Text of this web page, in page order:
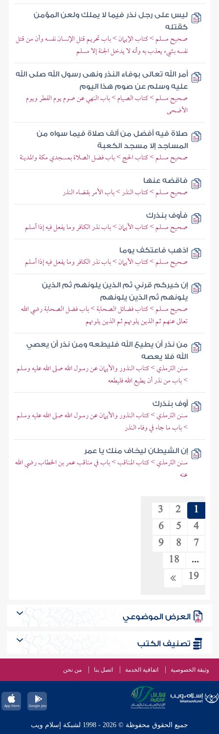
ليس على رجل نذر فيما لا يملك ولعن المؤمن
كقتله
صحيح مسلم > كتاب الإيمان > باب تحريم قتل الإنسان نفسه وأن من قتل
نفسه بشيء يعذب به وأنه لا يدخل الجنة إلا مسلم
أمر الله تعالى بوفاء النذر ونهى رسول الله صلى الله
عليه وسلم عن صوم هذا اليوم
صحيح مسلم > كتاب الصيام > باب النهي عن صوم يوم الفطر ويوم
الأضحى
صلاة فيه أفضل من ألف صلاة فيما سواه من
المساجد إلا مسجد الكعبة
صحيح مسلم > كتاب الحج > باب فضل الصلاة بمسجدي مكة والمدينة
فاقضه عنها
صحيح مسلم > كتاب النذر > باب الأمر بقضاء النذر
فأوف بنذرك
صحيح مسلم > كتاب الأيمان > باب نذر الكافر وما يفعل فيه إذا أسلم
اذهب فاعتكف يوما
صحيح مسلم > كتاب الأيمان > باب نذر الكافر وما يفعل فيه إذا أسلم
إن خيركم قرني ثم الذين يلونهم ثم الذين
يلونهم ثم الذين يلونهم
صحيح مسلم > كتاب فضائل الصحابة > باب فضل الصحابة رضي الله
تعالى عنهم ثم الذين يلونهم ثم الذين يلونهم
من نذر أن يطيع الله فليطعه ومن نذر أن يعصي
الله فلا يعصه
سنن الترمذي > كتاب النذور والأيمان عن رسول الله صلى الله عليه وسلم
> باب من نذر أن يطيع الله فليطعه
أوف بنذرك
سنن الترمذي > كتاب النذور والأيمان عن رسول الله صلى الله عليه وسلم
> باب ما جاء في وفاء النذر
إن الشيطان ليخاف منك يا عمر
سنن الترمذي > كتاب المناقب > باب في مناقب عمر بن الخطاب رضي الله
عنه
1
2
3
4
5
6
7
8
9
...
18
19
العرض الموضوعي
تصنيف الكتب
وثيقة الخصوصية اتفاقية الخدمة اتصل بنا من نحن
جميع الحقوق محفوظة © 2026 - 1998 لشبكة إسلام ويب